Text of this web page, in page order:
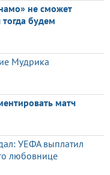
не сможет
будем
Мудрика
матч
УЕФА выплатил
любовнице